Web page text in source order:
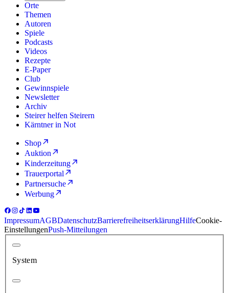
Orte
Themen
Autoren
Spiele
Podcasts
Videos
Rezepte
E-Paper
Club
Gewinnspiele
Newsletter
Archiv
Steirer helfen Steirern
Kärntner in Not
Shop
Auktion
Kinderzeitung
Trauerportal
Partnersuche
Werbung
ImpressumAGBDatenschutzBarrierefreiheitserklärungHilfeCookie-
EinstellungenPush-Mitteilungen
System